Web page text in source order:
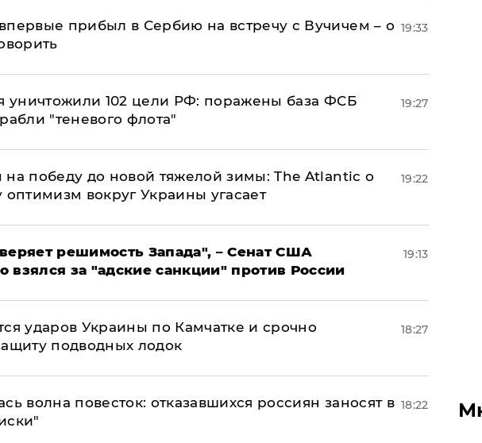
прибыл в Сербию на встречу с Вучичем – о 19:33
уничтожили 102 цели РФ: поражены база ФСБ
"теневого флота"
19:27
победу до новой тяжелой зимы: The Atlantic о
оптимизм вокруг Украины угасает
19:22
решимость Запада", – Сенат США
взялся за "адские санкции" против России
19:13
ударов Украины по Камчатке и срочно
подводных лодок
18:27
волна повесток: отказавшихся россиян заносят в 18:22